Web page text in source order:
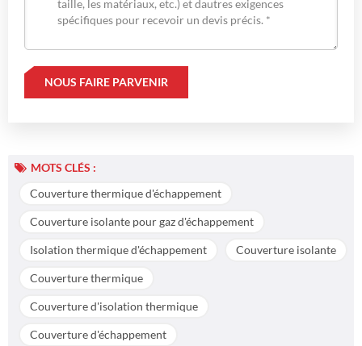
MOTS CLÉS :
Couverture thermique d'échappement
Couverture isolante pour gaz d'échappement
Isolation thermique d'échappement Couverture isolante
Couverture thermique
Couverture d'isolation thermique
Couverture d'échappement